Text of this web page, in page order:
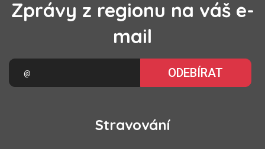
Zprávy z regionu na váš e-
mail
ODEBÍRAT
Stravování